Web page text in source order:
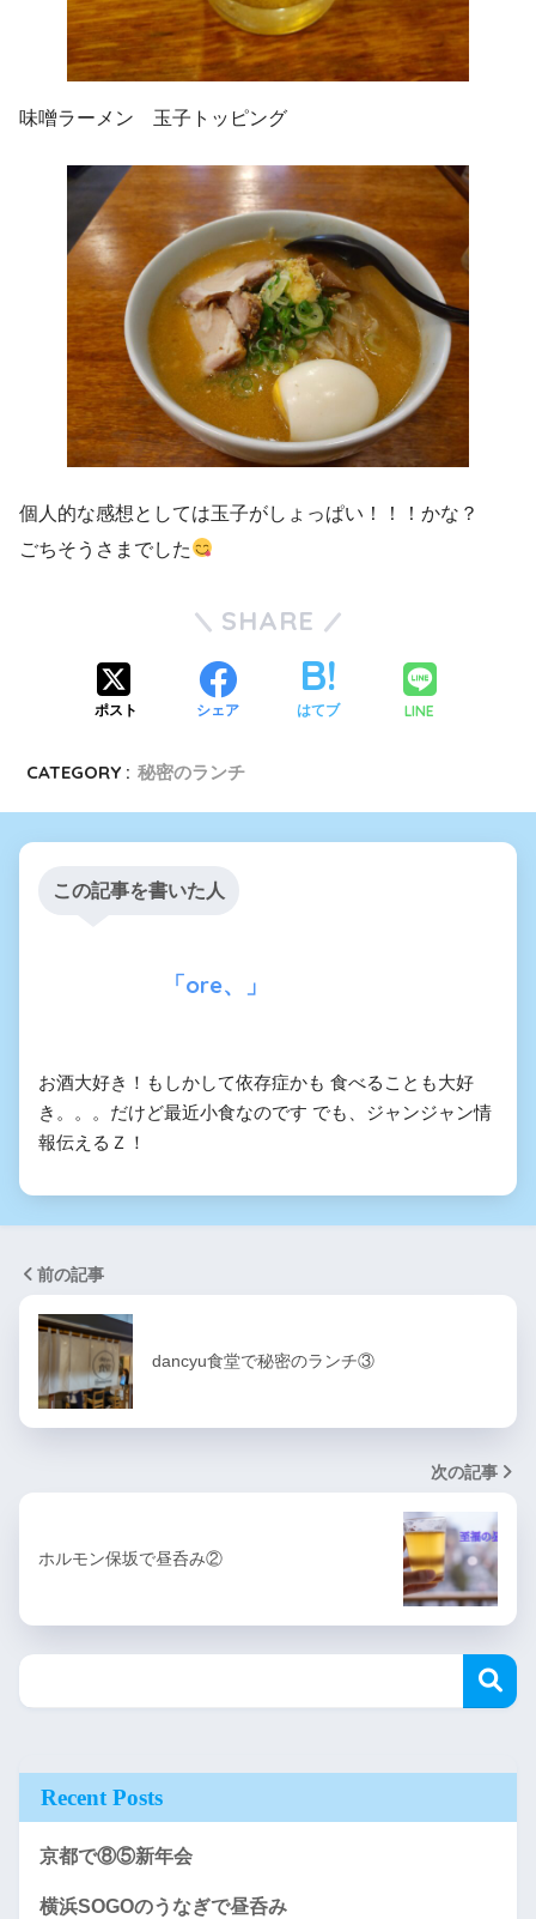
味噌ラーメン 玉子トッピング
個人的な感想としては玉子がしょっぱい！！！かな？
ごちそうさまでした
SHARE
ポスト シェア はてブ LINE
CATEGORY : 秘密のランチ
この記事を書いた人
「ore、」
お酒大好き！もしかして依存症かも 食べることも大好
き。。。だけど最近小食なのです でも、ジャンジャン情
報伝えるＺ！
前の記事
dancyu食堂で秘密のランチ③
次の記事
ホルモン保坂で昼呑み②
Recent Posts
京都で⑧⑤新年会
横浜SOGOのうなぎで昼呑み